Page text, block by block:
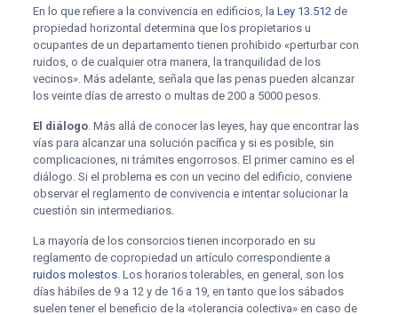
En lo que refiere a la convivencia en edificios, la Ley 13.512de
propiedad horizontal determina que los propietarios u
ocupantes de un departamento tienen prohibido «perturbar con
ruidos, o de cualquier otra manera, la tranquilidad de los
vecinos». Más adelante, señala que las penas pueden alcanzar
los veinte días de arresto o multas de 200 a 5000 pesos.
El diálogo. Más allá de conocer las leyes, hay que encontrar las
vías para alcanzar una solución pacífica y si es posible, sin
complicaciones, ni trámites engorrosos. El primer camino es el
diálogo. Si el problema es con un vecino del edificio, conviene
observar el reglamento de convivencia e intentar solucionar la
cuestión sin intermediarios.
La mayoría de los consorcios tienen incorporado en su
reglamento de copropiedad un artículo correspondiente a
ruidos molestos. Los horarios tolerables, en general, son los
días hábiles de 9 a 12 y de 16 a 19, en tanto que los sábados
suelen tener el beneficio de la «tolerancia colectiva» en caso de